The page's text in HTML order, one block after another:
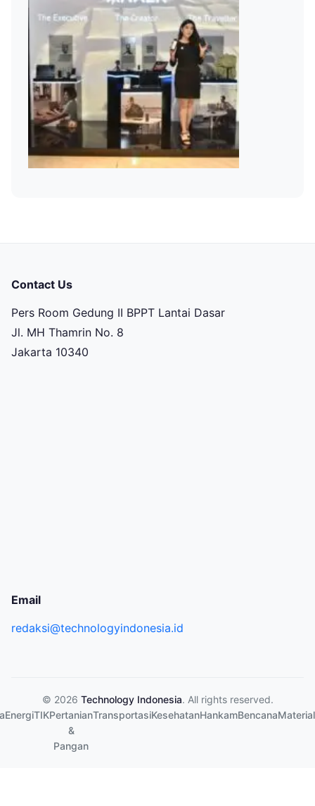
Contact Us
Pers Room Gedung II BPPT Lantai Dasar
Jl. MH Thamrin No. 8
Jakarta 10340
Email
redaksi@technologyindonesia.id
© 2026 Technology Indonesia. All rights reserved.
EnergiTIKPertanian
&
Pangan
TransportasiKesehatanHankamBencanaMaterial